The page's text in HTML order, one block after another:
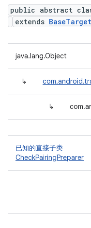
public abstract
extends
java.lang.Object
↳
↳
已知的直接子类
CheckPairingPreparer